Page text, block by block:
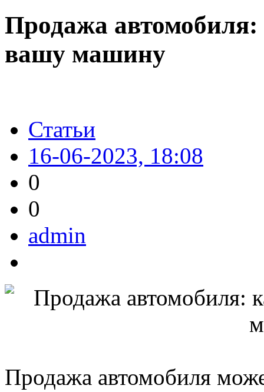
Продажа автомобиля:
вашу машину
Статьи
16-06-2023, 18:08
0
0
admin
Продажа автомобиля